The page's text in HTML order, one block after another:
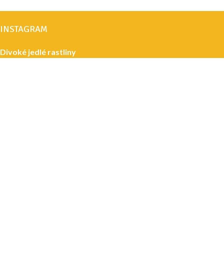
INSTAGRAM
Divoké jedlé rastliny